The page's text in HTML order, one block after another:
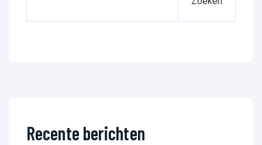
Recente berichten